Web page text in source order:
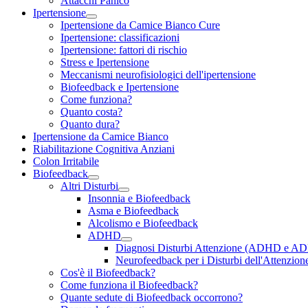
Ipertensione
Ipertensione da Camice Bianco Cure
Ipertensione: classificazioni
Ipertensione: fattori di rischio
Stress e Ipertensione
Meccanismi neurofisiologici dell'ipertensione
Biofeedback e Ipertensione
Come funziona?
Quanto costa?
Quanto dura?
Ipertensione da Camice Bianco
Riabilitazione Cognitiva Anziani
Colon Irritabile
Biofeedback
Altri Disturbi
Insonnia e Biofeedback
Asma e Biofeedback
Alcolismo e Biofeedback
ADHD
Diagnosi Disturbi Attenzione (ADHD e
Neurofeedback per i Disturbi
Cos'è il Biofeedback?
Come funziona il Biofeedback?
Quante sedute di Biofeedback occorrono?